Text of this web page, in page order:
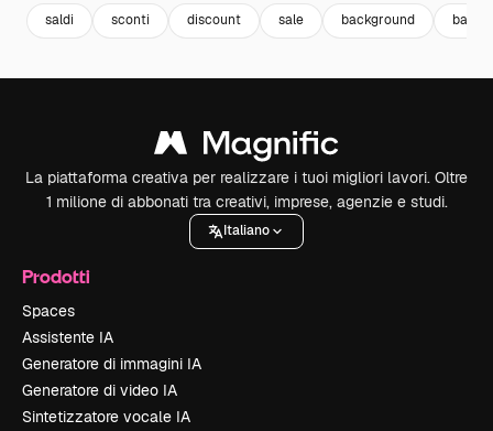
saldi sconti discount sale background
La piattaforma creativa per realizzare i tuoi migliori lavori. Oltre
1 milione di abbonati tra creativi, imprese, agenzie e studi.
Italiano
Prodotti
Spaces
Assistente IA
Generatore di immagini IA
Generatore di video IA
Sintetizzatore vocale IA